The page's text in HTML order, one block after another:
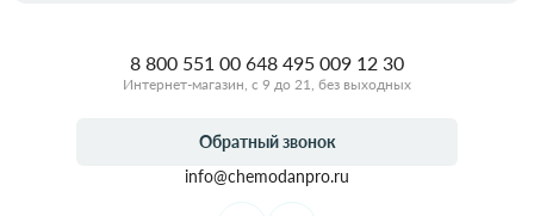
8 800 551 00 648 495 009 12 30
Интернет-магазин, с 9 до 21, без выходных
Обратный звонок
info@chemodanpro.ru